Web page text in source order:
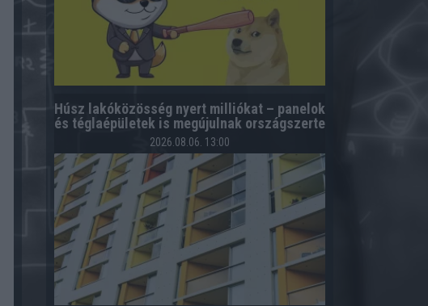
Húsz lakóközösség nyert milliókat – panelok
és téglaépületek is megújulnak országszerte
2026.08.06. 13:00